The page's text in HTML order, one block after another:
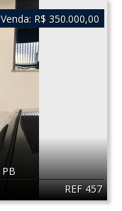
REF 457
PB
Venda: R$ 350.000,00